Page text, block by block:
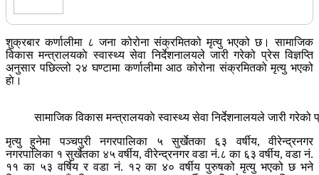
शुक्रबार कर्णालीमा ८ जना कोरोना संक्रमितको मृत्यु भएको छ। सामाजिक
विकास मन्त्रालयकाे स्वास्थ्य सेवा निर्देशनालयले जारी गरेको प्रेस विज्ञप्ति
अनुसार पछिल्लो २४ घण्टामा कर्णालीमा आठ कोरोना संक्रमितको मृत्यु भएको
हाे।
सामाजिक विकास मन्त्रालयकाे स्वास्थ्य सेवा निर्देशनालयले जारी गरेको
मृत्यु हुनेमा पञ्चपुरी नगरपालिका ५ सुर्खेतका ६३ वर्षीय, वीरेन्द्रनगर
नगरपालिका १ सुर्खेतका ४५ वर्षीय, वीरेन्द्रनगर वडा नं.८ का ६३ वर्षीय, वडा नं.
११ का ५३ वर्षिय र वडा नं. १२ का ४० वर्षीय पुरुषको मृत्यु भएको छ भने